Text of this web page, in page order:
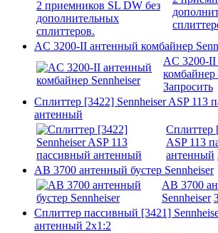
AC 3200-II антенный комбайнер
AC 3200-
комбайнер
Запросить
Сплиттер [3422] Sennheiser ASP 113
антенный
Сплиттер
ASP 113
антенный
AB 3700 антенный бустер Sennheiser
AB 3700
Sennheiser
Cплиттер пассивный [3421]
антенный 2х1:2